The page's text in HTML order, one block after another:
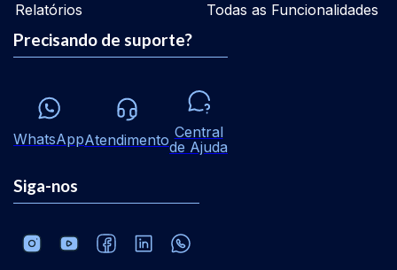
Relatórios
Todas as Funcionalidades
Precisando de suporte?
WhatsAppAtendimento Central
de Ajuda
Siga-nos